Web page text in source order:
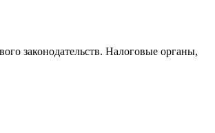
законодательств. Налоговые органы,